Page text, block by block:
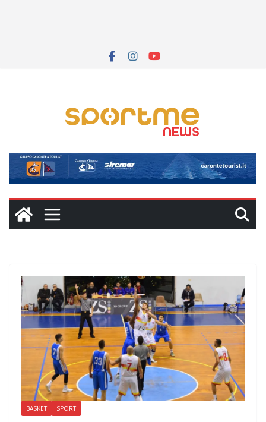
BASKET SPORT